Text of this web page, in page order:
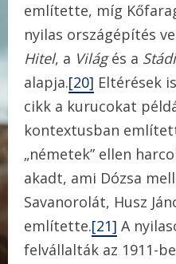
említette, míg
nyilas országépítés
Hitel, a Világés a
alapja.[20] Eltérések
cikk a kurucokat
kontextusban
„németek” ellen
akadt, ami Dózsa
Savanorolát, Husz
említette.[21] A
felvállalták az 1911-